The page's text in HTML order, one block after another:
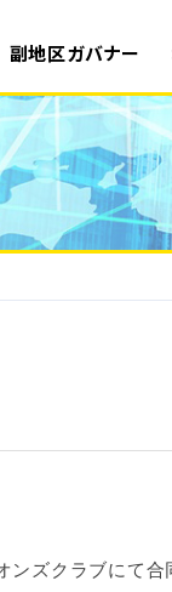
副地区ガバナー
ズクラブにて合